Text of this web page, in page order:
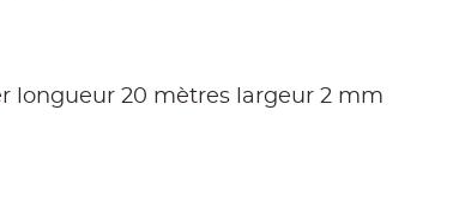
Créer mon compte
longueur 20 mètres largeur 2 mm